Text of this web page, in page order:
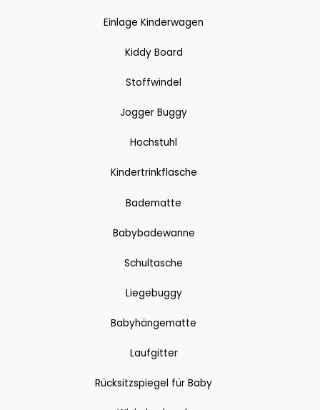
Einlage Kinderwagen
Kiddy Board
Stoffwindel
Jogger Buggy
Hochstuhl
Kindertrinkflasche
Badematte
Babybadewanne
Schultasche
Liegebuggy
Babyhängematte
Laufgitter
Rücksitzspiegel für Baby